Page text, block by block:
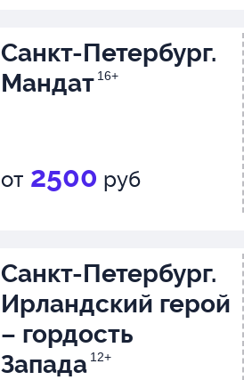
Санкт-Петербург.
Мандат 16+
от 2500 руб
Санкт-Петербург.
Ирландский герой
– гордость
Запада 12+